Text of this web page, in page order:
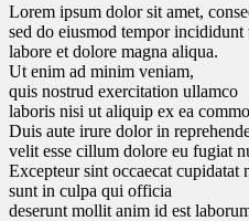
Lorem ipsum dolor sit amet,
sed do eiusmod tempor incididunt
labore et dolore magna aliqua.
Ut enim ad minim veniam,
quis nostrud exercitation ullamco
laboris nisi ut aliquip ex ea
Duis aute irure dolor in
velit esse cillum dolore eu fugiat
Excepteur sint occaecat cupidatat
sunt in culpa qui officia
deserunt mollit anim id est